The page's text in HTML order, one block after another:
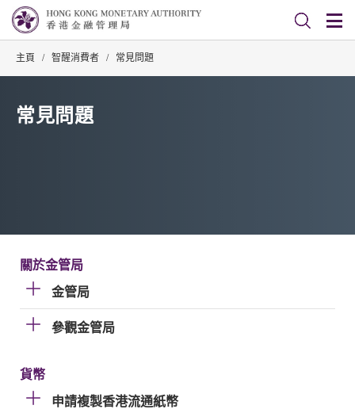
主頁 / 智醒消費者 / 常見問題
常見問題
關於金管局
金管局
參觀金管局
貨幣
申請複製香港流通紙幣